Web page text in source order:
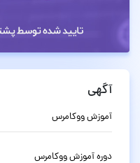
آگهی
آموزش ووکامرس
دوره آموزش ووکامرس